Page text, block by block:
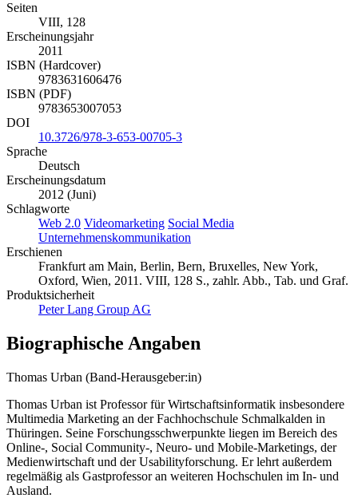
Seiten
VIII, 128
Erscheinungsjahr
2011
ISBN (Hardcover)
9783631606476
ISBN (PDF)
9783653007053
DOI
10.3726/978-3-653-00705-3
Sprache
Deutsch
Erscheinungsdatum
2012 (Juni)
Schlagworte
Web 2.0 Videomarketing Social Media
Unternehmenskommunikation
Erschienen
Frankfurt am Main, Berlin, Bern, Bruxelles, New York,
Oxford, Wien, 2011. VIII, 128 S., zahlr. Abb., Tab. und Graf.
Produktsicherheit
Peter Lang Group AG
Biographische Angaben
Thomas Urban (Band-Herausgeber:in)
Thomas Urban ist Professor für Wirtschaftsinformatik insbesondere
Multimedia Marketing an der Fachhochschule Schmalkalden in
Thüringen. Seine Forschungsschwerpunkte liegen im Bereich des
Online-, Social Community-, Neuro- und Mobile-Marketings, der
Medienwirtschaft und der Usabilityforschung. Er lehrt außerdem
regelmäßig als Gastprofessor an weiteren Hochschulen im In- und
Ausland.